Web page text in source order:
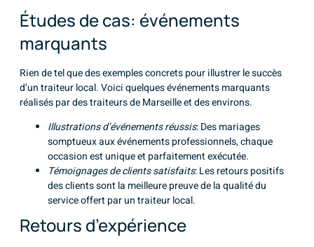
Études de cas: événements
marquants
Rien de tel que des exemples concrets pour illustrer le succès
d’un traiteur local. Voici quelques événements marquants
réalisés par des traiteurs de Marseille et des environs.
Illustrations d’événements réussis: Des mariages
somptueux aux événements professionnels, chaque
occasion est unique et parfaitement exécutée.
Témoignages de clients satisfaits: Les retours positifs
des clients sont la meilleure preuve de la qualité du
service offert par un traiteur local.
Retours d’expérience